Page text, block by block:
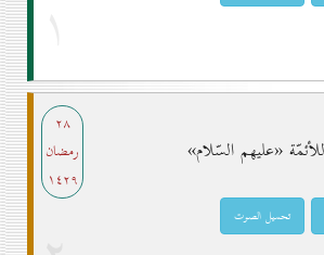
۲۸
رمضان
۱٤۲۹
«عليهم السّلام»